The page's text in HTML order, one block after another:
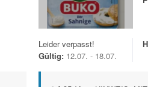
Leider verpasst!
Gültig: 12.07. - 18.07.